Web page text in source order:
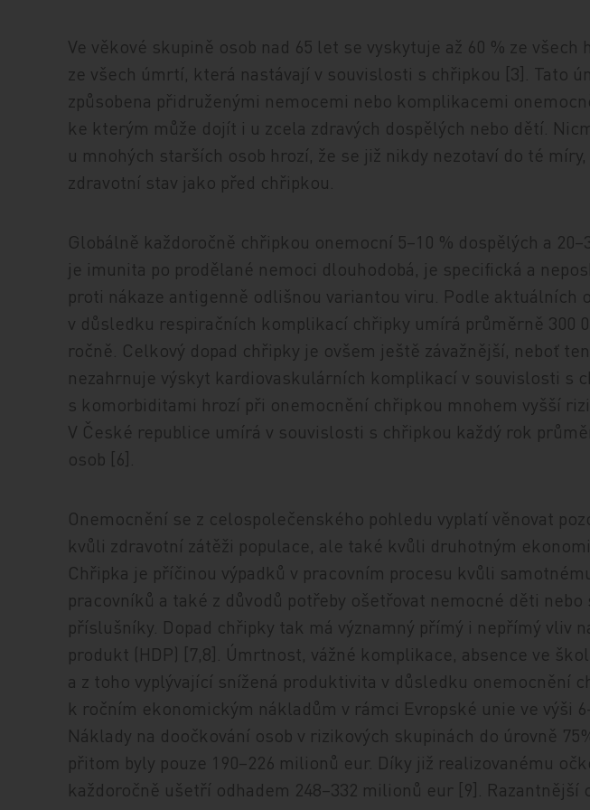
Ve věkové skupině osob nad 65 let se vyskytuje až 60 % ze všech
ze všech úmrtí, která nastávají v souvislosti s chřipkou [3]. Tato
způsobena přidruženými nemocemi nebo komplikacemi
ke kterým může dojít i u zcela zdravých dospělých nebo dětí.
u mnohých starších osob hrozí, že se již nikdy nezotaví do té
zdravotní stav jako před chřipkou.
Globálně každoročně chřipkou onemocní 5–10 % dospělých a
je imunita po prodělané nemoci dlouhodobá, je specifická a
proti nákaze antigenně odlišnou variantou viru. Podle aktuálních
v důsledku respiračních komplikací chřipky umírá průměrně 300
ročně. Celkový dopad chřipky je ovšem ještě závažnější, neboť
nezahrnuje výskyt kardiovaskulárních komplikací v souvislosti s
s komorbiditami hrozí při onemocnění chřipkou mnohem vyšší
V České republice umírá v souvislosti s chřipkou každý rok
osob [6].
Onemocnění se z celospolečenského pohledu vyplatí věnovat
kvůli zdravotní zátěži populace, ale také kvůli druhotným
Chřipka je příčinou výpadků v pracovním procesu kvůli
pracovníků a také z důvodů potřeby ošetřovat nemocné děti
příslušníky. Dopad chřipky tak má významný přímý i nepřímý vliv
produkt (HDP) [7,8]. Úmrtnost, vážné komplikace, absence ve
a z toho vyplývající snížená produktivita v důsledku onemocnění
k ročním ekonomickým nákladům v rámci Evropské unie ve výši
Náklady na doočkování osob v rizikových skupinách do úrovně
přitom byly pouze 190–226 milionů eur. Díky již realizovanému
každoročně ušetří odhadem 248–332 milionů eur [9]. Razantnější